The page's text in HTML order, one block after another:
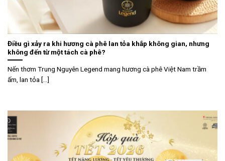
Điều gì xảy ra khi hương cà phê lan tỏa khắp không gian, nhưng
không đến từ một tách cà phê?
Nến thơm Trung Nguyên Legend mang hương cà phê Việt Nam trầm
ấm, lan tỏa [...]